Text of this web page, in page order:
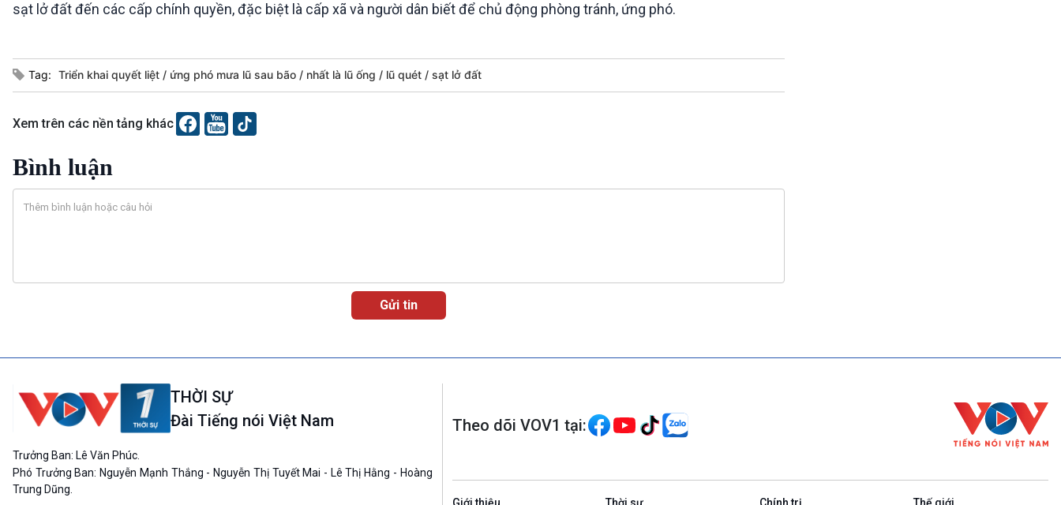
sạt lở đất đến các cấp chính quyền, đặc biệt là cấp xã và người dân biết để chủ động phòng tránh, ứng phó.
Tag: Triển khai quyết liệt ứng phó mưa lũ sau bão nhất là lũ ống lũ quét sạt lở đất
Xem trên các nền tảng khác
Bình luận
THỜI SỰ
Đài Tiếng nói Việt Nam
Trưởng Ban: Lê Văn Phúc.
Phó Trưởng Ban: Nguyễn Mạnh Thắng - Nguyễn Thị Tuyết Mai - Lê Thị Hằng - Hoàng
Trung Dũng.
Theo dõi VOV1 tại:
Giới thiệu Thời sự Chính trị Thế giới